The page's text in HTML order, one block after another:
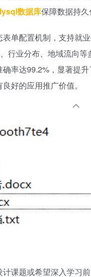
数据库保障数据持久
单配置机制，支持就
行业分布、地域流向
率达99.2%，显著提
好的应用推广价值。
课题或希望深入学习